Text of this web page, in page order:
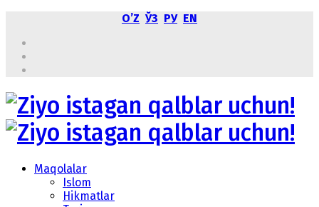
OʼZ ЎЗ РУ EN
Maqolalar
Islom
Hikmatlar